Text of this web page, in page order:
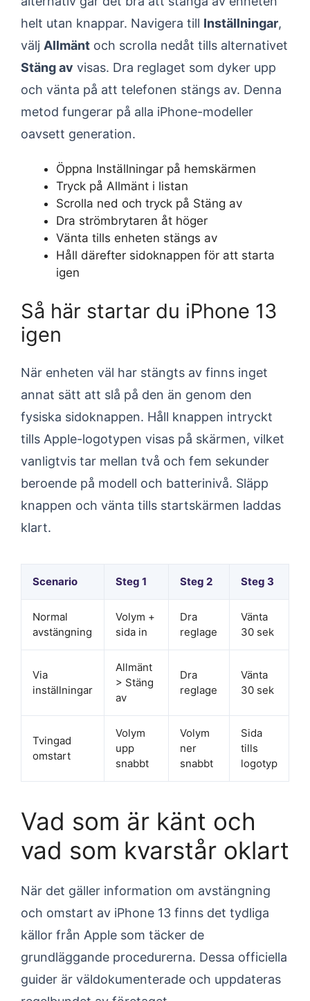
helt utan knappar. Navigera till Inställningar,
välj Allmänt och scrolla nedåt tills alternativet
Stäng av visas. Dra reglaget som dyker upp
och vänta på att telefonen stängs av. Denna
metod fungerar på alla iPhone-modeller
oavsett generation.
Öppna Inställningar på hemskärmen
Tryck på Allmänt i listan
Scrolla ned och tryck på Stäng av
Dra strömbrytaren åt höger
Vänta tills enheten stängs av
Håll därefter sidoknappen för att starta
igen
Så här startar du iPhone 13
igen
När enheten väl har stängts av finns inget
annat sätt att slå på den än genom den
fysiska sidoknappen. Håll knappen intryckt
tills Apple-logotypen visas på skärmen, vilket
vanligtvis tar mellan två och fem sekunder
beroende på modell och batterinivå. Släpp
knappen och vänta tills startskärmen laddas
klart.
Scenario Steg 1 Steg 2 Steg 3
Normal
avstängning
Volym +
sida in
Dra
reglage
Vänta
30 sek
Via
inställningar
Allmänt
> Stäng
av
Dra
reglage
Vänta
30 sek
Tvingad
omstart
Volym
upp
snabbt
Volym
ner
snabbt
Sida
tills
logotyp
Vad som är känt och
vad som kvarstår oklart
När det gäller information om avstängning
och omstart av iPhone 13 finns det tydliga
källor från Apple som täcker de
grundläggande procedurerna. Dessa officiella
guider är väldokumenterade och uppdateras